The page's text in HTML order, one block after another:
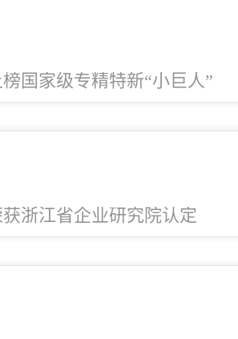
国家级专精特新“小巨人”
浙江省企业研究院认定